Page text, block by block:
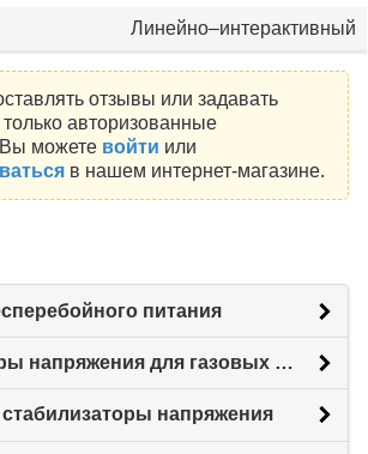
Линейно–интерактивный
отзывы или задавать
авторизованные
Вы можете войти или
в нашем интернет-магазине.
питания
Стабилизаторы напряжения для газовых котлов
напряжения